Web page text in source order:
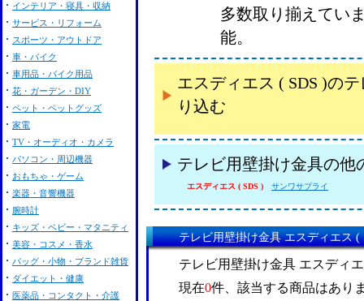
多数取り揃えてい
能。
エスディエス ( SDS )の
り込む
テレビ用壁掛け金具の他
エスディエス ( SDS ) サンワサプライ
テレビ用壁掛け金具 エスディエス
テレビ用壁掛け金具 エスディ
現在0件、該当する商品はあり
インテリア・寝具・収納
サービス・リフォーム
スポーツ・アウトドア
車・バイク
車用品・バイク用品
花・ガーデン・DIY
ペット・ペットグッズ
家電
TV・オーディオ・カメラ
パソコン・周辺機器
おもちゃ・ゲーム
楽器・音響機器
腕時計
キッズ・ベビー・マタニティ
美容・コスメ・香水
バッグ・小物・ブランド雑貨
ダイエット・健康
医薬品・コンタクト・介護